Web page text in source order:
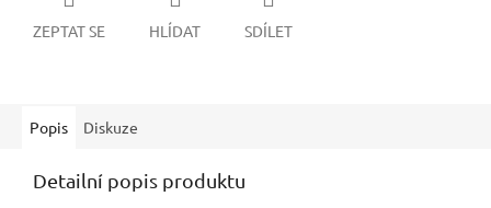
ZEPTAT SE HLÍDAT SDÍLET
Popis Diskuze
Detailní popis produktu